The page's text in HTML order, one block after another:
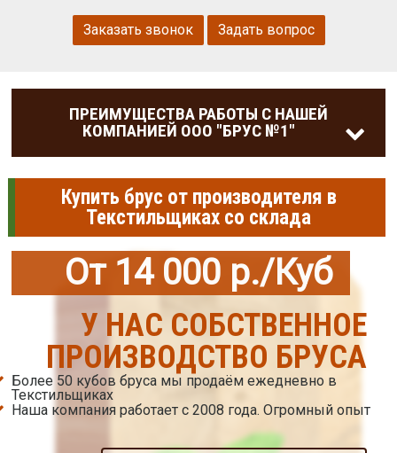
Заказать звонок Задать вопрос
ПРЕИМУЩЕСТВА РАБОТЫ С НАШЕЙ
КОМПАНИЕЙ ООО "БРУС №1"
Купить брус от производителя в
Текстильщиках со склада
От 14 000 р./Куб
У НАС СОБСТВЕННОЕ
ПРОИЗВОДСТВО БРУСА
Более 50 кубов бруса мы продаём ежедневно в
Текстильщиках
Наша компания работает с 2008 года. Огромный опыт